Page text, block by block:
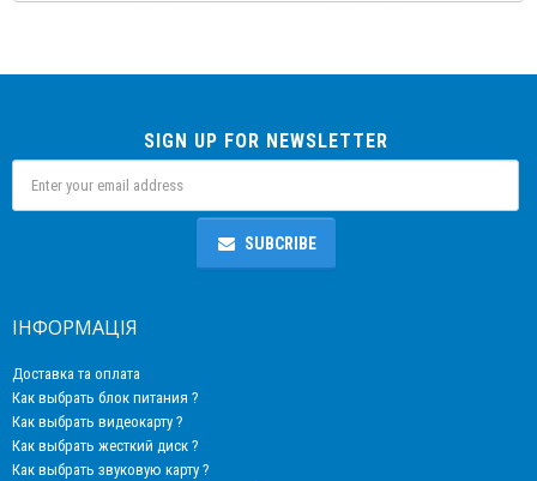
SIGN UP FOR NEWSLETTER
SUBCRIBE
ІНФОРМАЦІЯ
Доставка та оплата
Как выбрать блок питания ?
Как выбрать видеокарту ?
Как выбрать жесткий диск ?
Как выбрать звуковую карту ?